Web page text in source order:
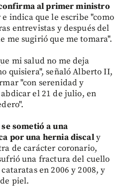
al primer ministro
indica que le escribe "como
entrevistas y después del
me sugirió que me tomara".
mi salud no me deja
quisiera", señaló Alberto II,
"con serenidad y
el 21 de julio, en
sometió a una
por una hernia discaly
de carácter coronario,
una fractura del cuello
en 2006 y 2008, y
piel.